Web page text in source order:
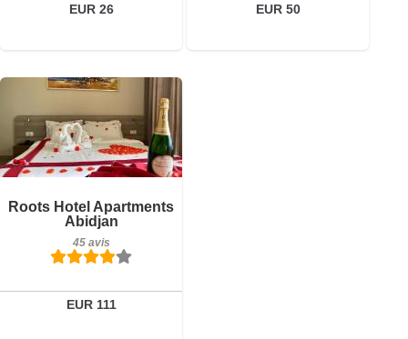
EUR 26 EUR 50
Roots Hotel Apartments
Abidjan
45 avis
EUR 111
45 avis
Détails
Réserver